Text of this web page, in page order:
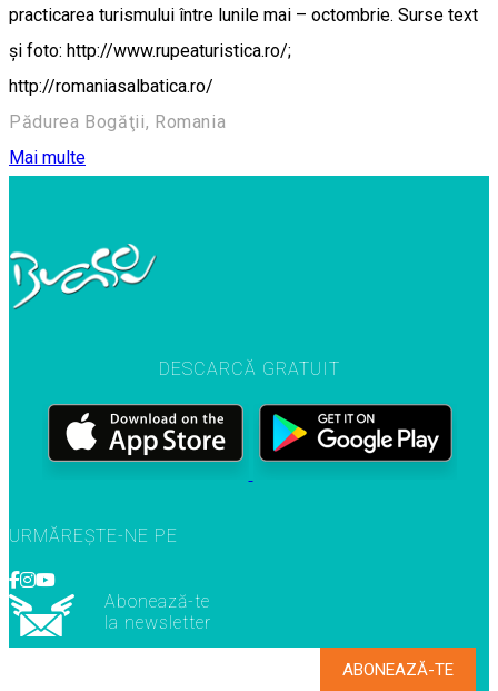
practicarea turismului între lunile mai – octombrie. Surse text
și foto: http://www.rupeaturistica.ro/;
http://romaniasalbatica.ro/
Pădurea Bogăţii, Romania
Mai multe
DESCARCĂ GRATUIT
URMĂREȘTE-NE PE
Abonează-te
la newsletter